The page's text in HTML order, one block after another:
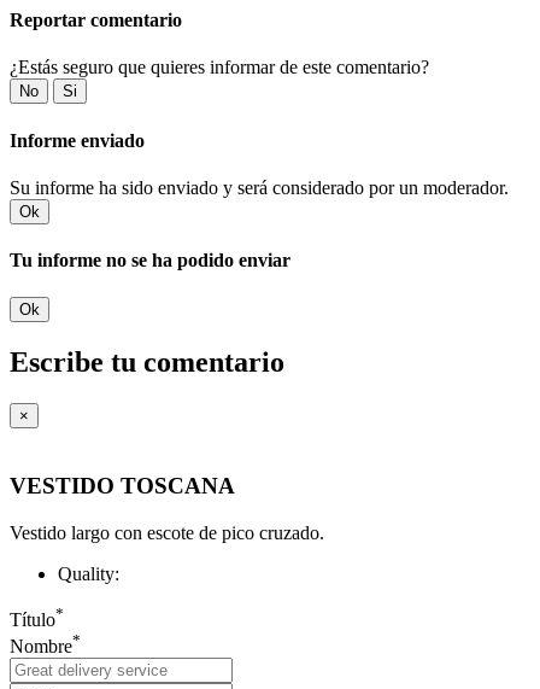
Reportar comentario
¿Estás seguro que quieres informar de este comentario?
No Si
Informe enviado
Su informe ha sido enviado y será considerado por un moderador.
Ok
Tu informe no se ha podido enviar
Ok
Escribe tu comentario
×
VESTIDO TOSCANA
Vestido largo con escote de pico cruzado.
Quality:
Título*
Nombre*